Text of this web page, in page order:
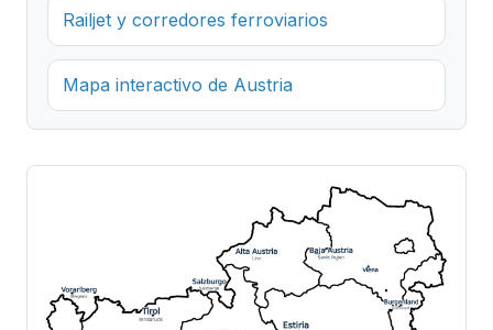
Railjet y corredores ferroviarios
Mapa interactivo de Austria